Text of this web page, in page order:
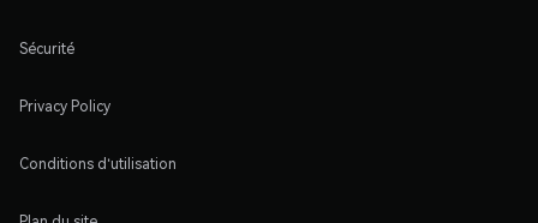
Sécurité
Privacy Policy
Conditions d'utilisation